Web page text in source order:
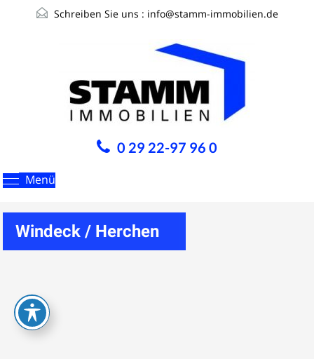
Schreiben Sie uns : info@stamm-immobilien.de
0 29 22-97 96 0
Menü
Windeck / Herchen